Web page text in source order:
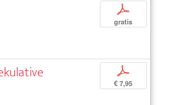
p
gratis
p
€ 7,95